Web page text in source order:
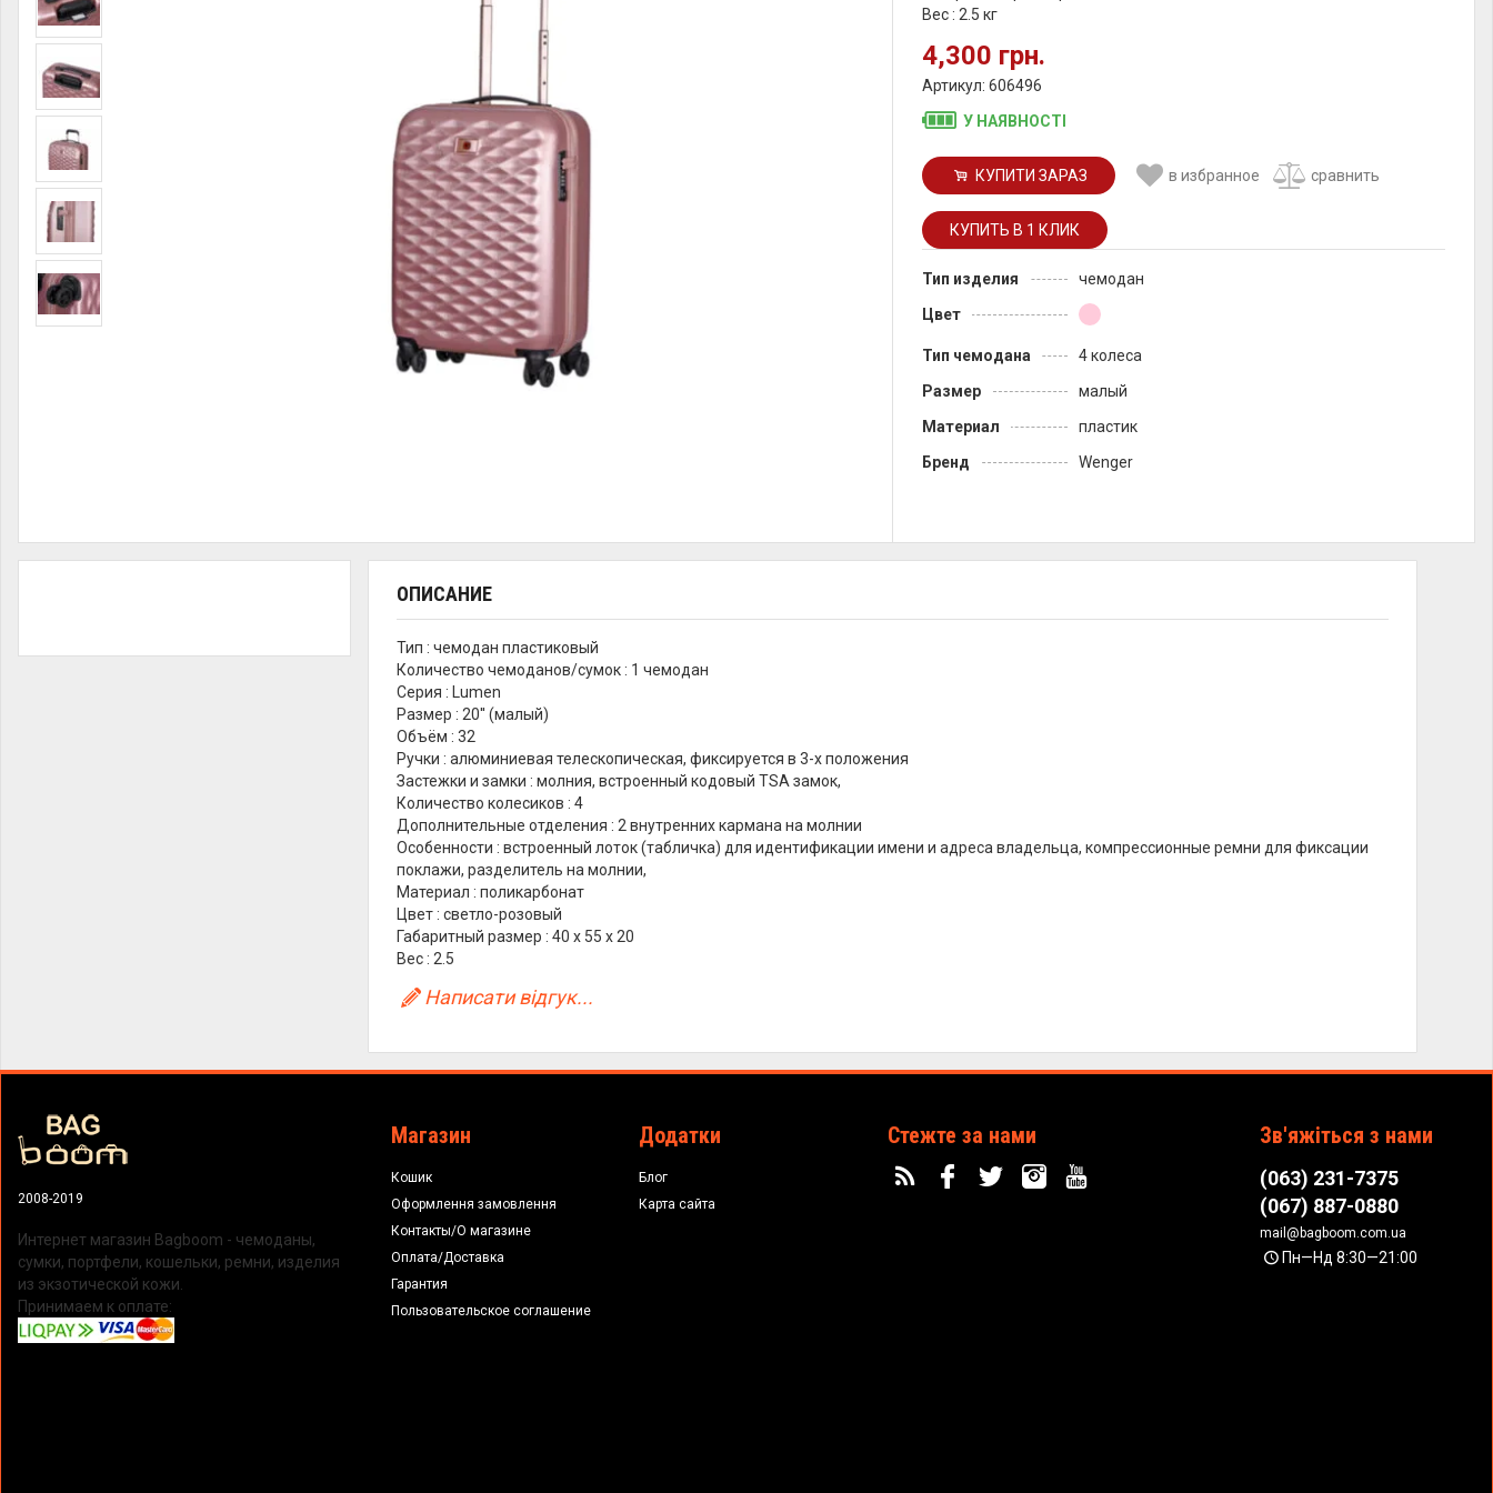
Вес : 2.5 кг
4,300 грн.
Артикул: 606496
У НАЯВНОСТІ
КУПИТИ ЗАРАЗ в избранное сравнить
Тип изделия
чемодан
Цвет
Тип чемодана
4 колеса
Размер
малый
Материал
пластик
Бренд
Wenger
ОПИСАНИЕ
Тип : чемодан пластиковый
Количество чемоданов/сумок : 1 чемодан
Серия : Lumen
Размер : 20'' (малый)
Объём : 32
Ручки : алюминиевая телескопическая, фиксируется в 3-х положения
Застежки и замки : молния, встроенный кодовый TSA замок,
Количество колесиков : 4
Дополнительные отделения : 2 внутренних кармана на молнии
Особенности : встроенный лоток (табличка) для идентификации имени и адреса владельца, компрессионные ремни для фиксации
поклажи, разделитель на молнии,
Материал : поликарбонат
Цвет : светло-розовый
Габаритный размер : 40 x 55 x 20
Вес : 2.5
Написати відгук...
2008-2019
Интернет магазин Bagboom - чемоданы,
сумки, портфели, кошельки, ремни, изделия
из экзотической кожи.
Принимаем к оплате:
Магазин
Кошик
Оформлення замовлення
Контакты/О магазине
Оплата/Доставка
Гарантия
Пользовательское соглашение
Додатки
Блог
Карта сайта
Стежте за нами Зв'яжіться з нами
(063) 231-7375
(067) 887-0880
mail@bagboom.com.ua
Пн—Нд 8:30—21:00